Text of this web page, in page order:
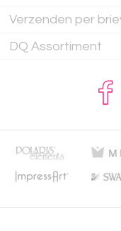
Verzenden per
DQ Assortiment